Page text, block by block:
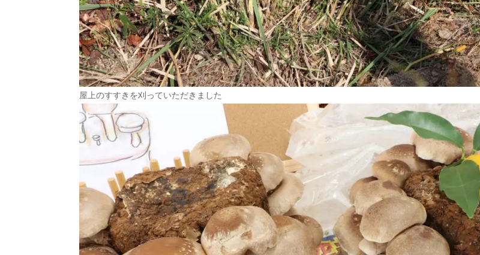
屋上のすすきを刈っていただきました